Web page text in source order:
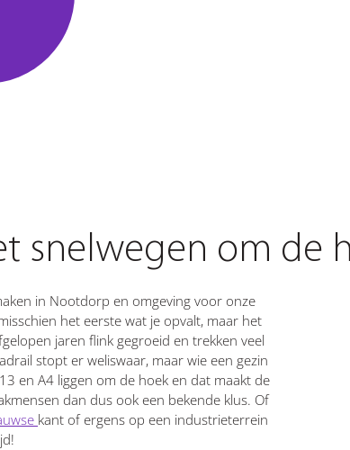
snelwegen om de
in Nootdorp en omgeving voor onze
het eerste wat je opvalt, maar het
jaren flink gegroeid en trekken veel
stopt er weliswaar, maar wie een gezin
en A4 liggen om de hoek en dat maakt de
dan dus ook een bekende klus. Of
kant of ergens op een industrieterrein